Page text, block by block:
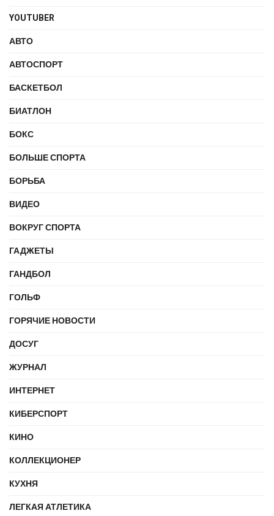
YOUTUBER
АВТО
АВТОСПОРТ
БАСКЕТБОЛ
БИАТЛОН
БОКС
БОЛЬШЕ СПОРТА
БОРЬБА
ВИДЕО
ВОКРУГ СПОРТА
ГАДЖЕТЫ
ГАНДБОЛ
ГОЛЬФ
ГОРЯЧИЕ НОВОСТИ
ДОСУГ
ЖУРНАЛ
ИНТЕРНЕТ
КИБЕРСПОРТ
КИНО
КОЛЛЕКЦИОНЕР
КУХНЯ
ЛЕГКАЯ АТЛЕТИКА